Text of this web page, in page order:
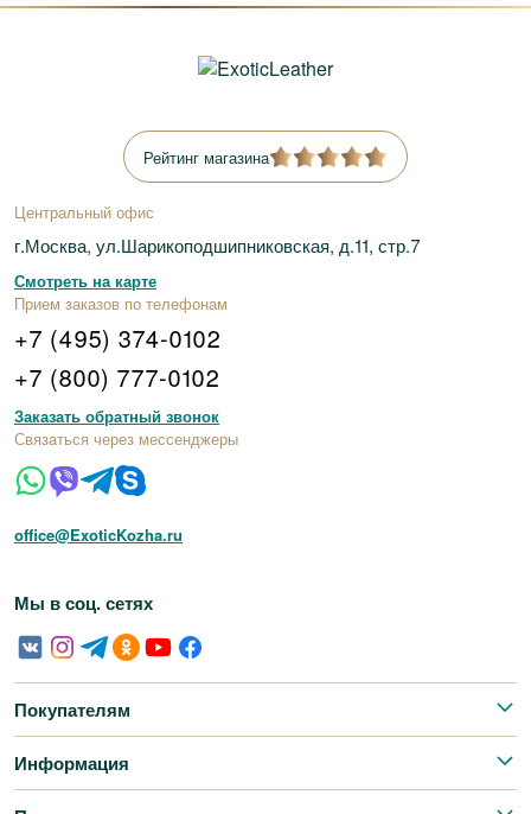
Рейтинг магазина
Центральный офис
г.Москва, ул.Шарикоподшипниковская, д.11, стр.7
Смотреть на карте
Прием заказов по телефонам
+7 (495) 374-0102
+7 (800) 777-0102
Заказать обратный звонок
Связаться через мессенджеры
office@ExoticKozha.ru
Мы в соц. сетях
Покупателям
Информация